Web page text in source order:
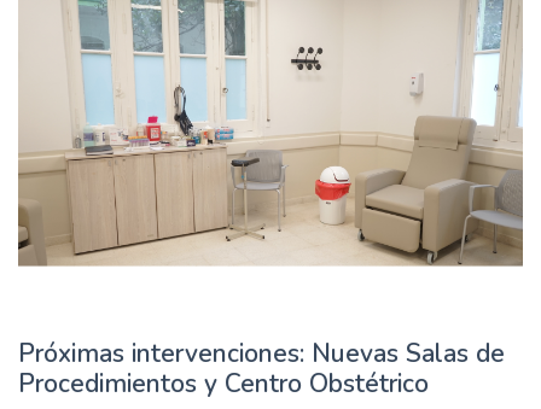
Próximas intervenciones: Nuevas Salas de
Procedimientos y Centro Obstétrico